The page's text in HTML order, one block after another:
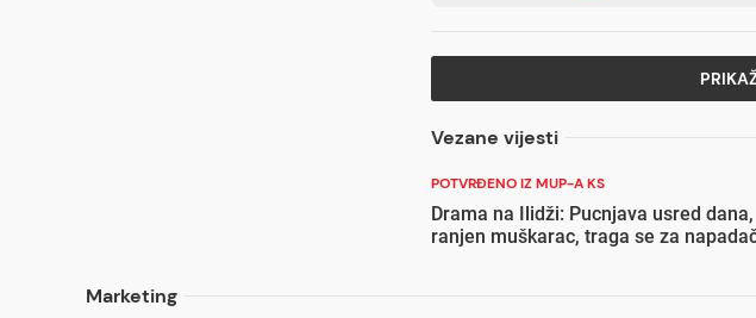
Vezane vijesti
POTVRĐENO IZ MUP-A KS
Drama na Ilidži: Pucnjava usred dana,
ranjen muškarac, traga se za
Marketing